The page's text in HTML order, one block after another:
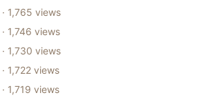
· 1,765 views
· 1,746 views
· 1,730 views
· 1,722 views
· 1,719 views